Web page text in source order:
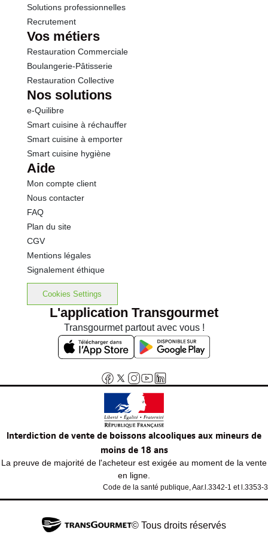
Solutions professionnelles
Recrutement
Vos métiers
Restauration Commerciale
Boulangerie-Pâtisserie
Restauration Collective
Nos solutions
e-Quilibre
Smart cuisine à réchauffer
Smart cuisine à emporter
Smart cuisine hygiène
Aide
Mon compte client
Nous contacter
FAQ
Plan du site
CGV
Mentions légales
Signalement éthique
Cookies Settings
L'application Transgourmet
Transgourmet partout avec vous !
Interdiction de vente de boissons alcooliques aux mineurs de
moins de 18 ans
La preuve de majorité de l'acheteur est exigée au moment de la vente
en ligne.
Code de la santé publique, Aar.l.3342-1 et l.3353-3
© Tous droits réservés